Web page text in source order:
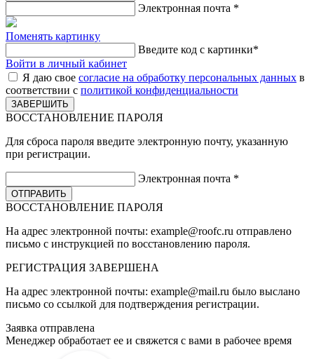
Электронная почта *
Поменять картинку
Введите код с картинки*
Войти в личный кабинет
Я даю свое согласие на обработку персональных данных в
соответствии с политикой конфиденциальности
ВОССТАНОВЛЕНИЕ ПАРОЛЯ
Для сброса пароля введите электронную почту, указанную
при регистрации.
Электронная почта *
ВОССТАНОВЛЕНИЕ ПАРОЛЯ
На адрес электронной почты: example@roofc.ru отправлено
письмо с инструкцией по восстановлению пароля.
РЕГИСТРАЦИЯ ЗАВЕРШЕНА
На адрес электронной почты: example@mail.ru было выслано
письмо со ссылкой для подтверждения регистрации.
Заявка отправлена
Менеджер обработает ее и свяжется с вами в рабочее время